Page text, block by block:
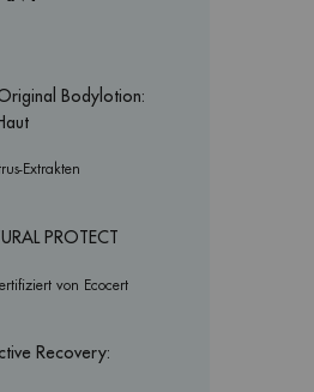
Bodylotion:
Extrakten
PROTECT
von Ecocert
Recovery: